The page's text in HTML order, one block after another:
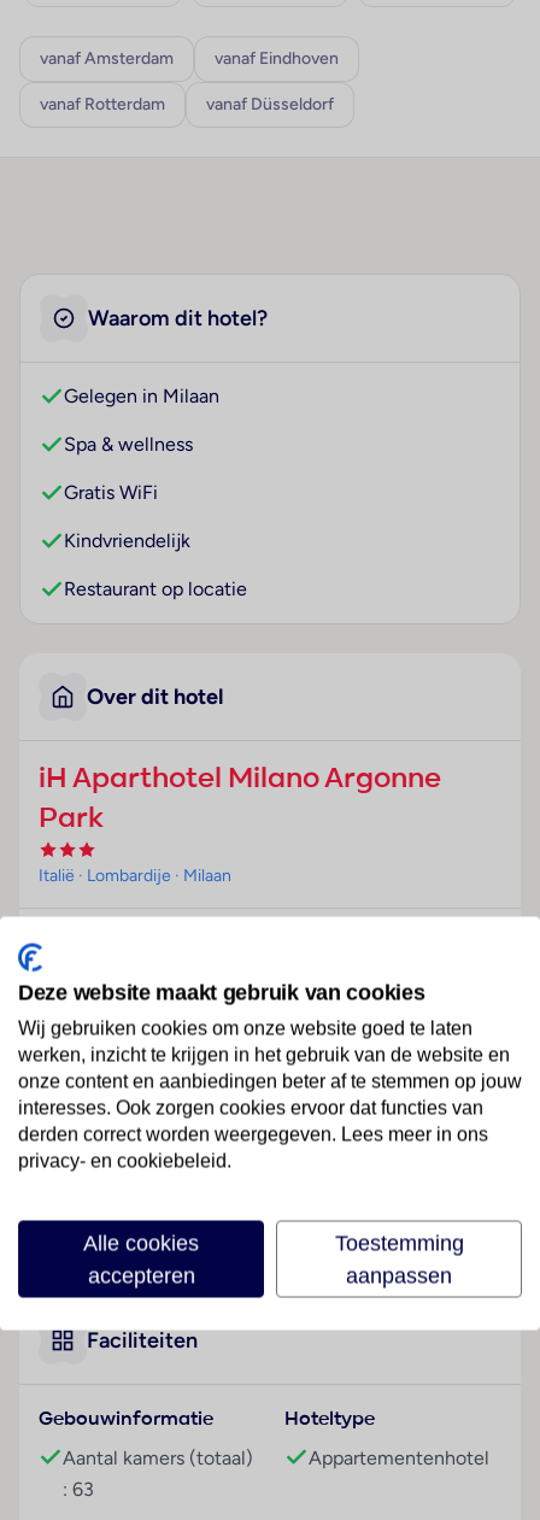
vanaf Amsterdam vanaf Eindhoven
vanaf Rotterdam vanaf Düsseldorf
Waarom dit hotel?
Gelegen in Milaan
Spa & wellness
Gratis WiFi
Kindvriendelijk
Restaurant op locatie
Over dit hotel
iH Aparthotel Milano Argonne
Park
Italië · Lombardije · Milaan
Ligging
Dit appartementenhotel bevindt zich op ongeveer 8
km van het centrum van Milaan.
Hotelfaciliteiten
Het aparthotel met een lift beschikt over 63 kamers.
Het vriendelijke personeel aan de receptie is graag bij
alle vragen behulpzaam. Tot de faciliteiten van het
verblijf behoren een bagagedepot en een kluis. In de
biedt ondersteuning bij het boeken van excursies. Het
hotel beschikt over meerdere voor gehandicapten
toegankelijke vrijetijdsbestedingen. Het aparthotel
Buiten biedt een tuin extra ruimte voor ontspanning
auto komen, kunnen in een garage of op de
parkeerplaats (tegen toeslag) parkeren. Onder de
beschikbare voorzieningen bevinden zich een 24-
Faciliteiten
Gebouwinformatie
Aantal kamers (totaal)
: 63
Hoteltype
Appartementenhotel
Deze website maakt gebruik van cookies
Wij gebruiken cookies om onze website goed te laten
werken, inzicht te krijgen in het gebruik van de website en
onze content en aanbiedingen beter af te stemmen op jouw
interesses. Ook zorgen cookies ervoor dat functies van
derden correct worden weergegeven. Lees meer in ons
privacy- en cookiebeleid.
Alle cookies
accepteren
Toestemming
aanpassen